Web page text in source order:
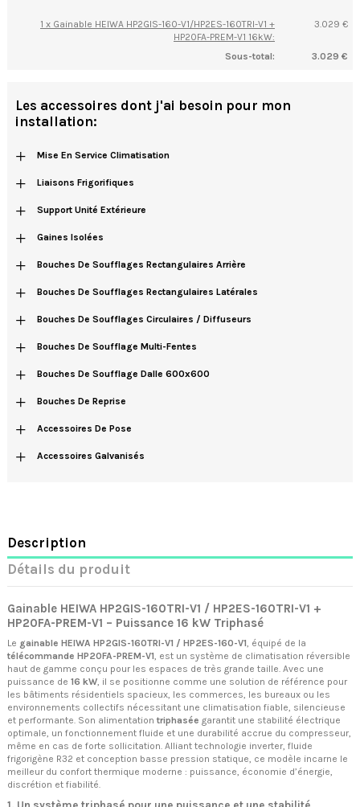
1 x Gainable HEIWA HP2GIS-160-V1/HP2ES-160TRI-V1 +
HP20FA-PREM-V1 16kW:
3.029 €
Sous-total: 3.029 €
Les accessoires dont j'ai besoin pour mon
installation:
+ Mise En Service Climatisation
+ Liaisons Frigorifiques
+ Support Unité Extérieure
+ Gaines Isolées
+ Bouches De Soufflages Rectangulaires Arrière
+ Bouches De Soufflages Rectangulaires Latérales
+ Bouches De Soufflages Circulaires / Diffuseurs
+ Bouches De Soufflage Multi-Fentes
+ Bouches De Soufflage Dalle 600x600
+ Bouches De Reprise
+ Accessoires De Pose
+ Accessoires Galvanisés
Description
Détails du produit
Gainable HEIWA HP2GIS-160TRI-V1 / HP2ES-160TRI-V1 +
HP20FA-PREM-V1 – Puissance 16 kW Triphasé
Le gainable HEIWA HP2GIS-160TRI-V1 / HP2ES-160-V1, équipé de la
télécommande HP20FA-PREM-V1, est un système de climatisation réversible
haut de gamme conçu pour les espaces de très grande taille. Avec une
puissance de 16 kW, il se positionne comme une solution de référence pour
les bâtiments résidentiels spacieux, les commerces, les bureaux ou les
environnements collectifs nécessitant une climatisation fiable, silencieuse
et performante. Son alimentation triphasée garantit une stabilité électrique
optimale, un fonctionnement fluide et une durabilité accrue du compresseur,
même en cas de forte sollicitation. Alliant technologie inverter, fluide
frigorigène R32 et conception basse pression statique, ce modèle incarne le
meilleur du confort thermique moderne : puissance, économie d’énergie,
discrétion et fiabilité.